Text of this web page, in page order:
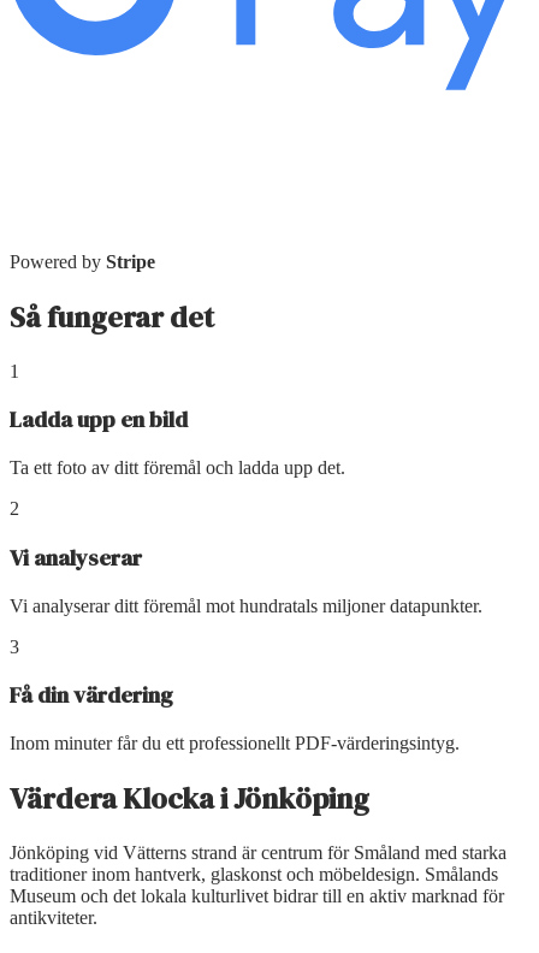
Powered by Stripe
Så fungerar det
1
Ladda upp en bild
Ta ett foto av ditt föremål och ladda upp det.
2
Vi analyserar
Vi analyserar ditt föremål mot hundratals miljoner datapunkter.
3
Få din värdering
Inom minuter får du ett professionellt PDF-värderingsintyg.
Värdera KlockaiJönköping
Jönköping vid Vätterns strand är centrum för Småland med starka
traditioner inom hantverk, glaskonst och möbeldesign. Smålands
Museum och det lokala kulturlivet bidrar till en aktiv marknad för
antikviteter.